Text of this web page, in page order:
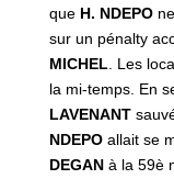
que H. NDEPOne
sur un pénalty
MICHEL . Les
la mi-temps. En
LAVENANT
NDEPOallait se
DEGANà la 59è